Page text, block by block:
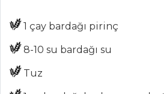
Kategoriler
Kuru Meyveli
1 çay bardağı pirinç
8-10 su bardağı su
Tuz